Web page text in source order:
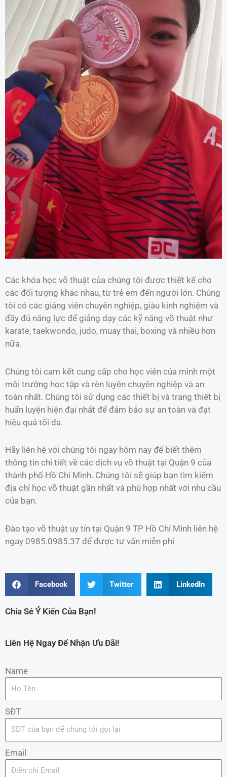
Các khóa học võ thuật của chúng tôi được thiết kế cho
các đối tượng khác nhau, từ trẻ em đến người lớn. Chúng
tôi có các giảng viên chuyên nghiệp, giàu kinh nghiệm và
đầy đủ năng lực để giảng dạy các kỹ năng võ thuật như
karate, taekwondo, judo, muay thai, boxing và nhiều hơn
nữa.
Chúng tôi cam kết cung cấp cho học viên của mình một
môi trường học tập và rèn luyện chuyên nghiệp và an
toàn nhất. Chúng tôi sử dụng các thiết bị và trang thiết bị
huấn luyện hiện đại nhất để đảm bảo sự an toàn và đạt
hiệu quả tối đa.
Hãy liên hệ với chúng tôi ngay hôm nay để biết thêm
thông tin chi tiết về các dịch vụ võ thuật tại Quận 9 của
thành phố Hồ Chí Minh. Chúng tôi sẽ giúp bạn tìm kiếm
địa chỉ học võ thuật gần nhất và phù hợp nhất với nhu cầu
của bạn.
Đào tạo võ thuật uy tín tại Quận 9 TP Hồ Chí Minh liên hệ
ngay 0985.0985.37 để được tư vấn miễn phí
Facebook Twitter LinkedIn
Chia Sẻ Ý Kiến Của Bạn!
Liên Hệ Ngay Để Nhận Ưu Đãi!
Name
SĐT
Email